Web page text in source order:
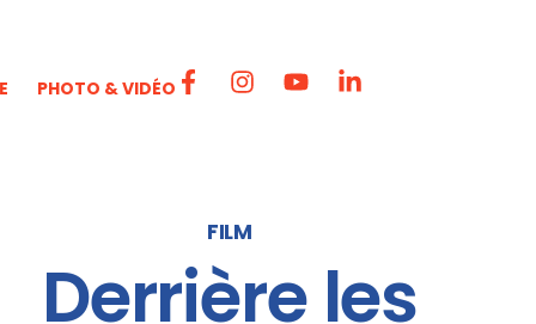
PHOTO & VIDÉO
FILM
Derrière les